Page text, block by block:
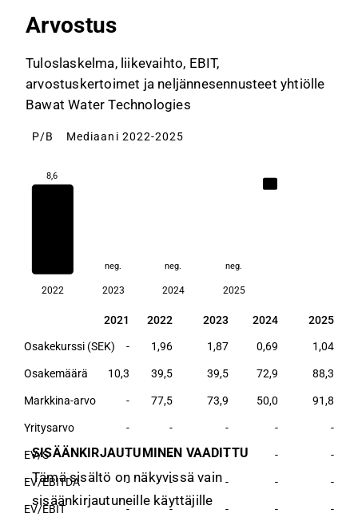
Arvostus
Tuloslaskelma, liikevaihto, EBIT,
arvostuskertoimet ja neljännesennusteet yhtiölle
Bawat Water Technologies
P/B Mediaani 2022-2025
8,6
neg. neg. neg.
2022 2023 2024 2025
2021 2022 2023 2024 2025
2021 2022 2023 2024 2025
Osakekurssi (SEK) - 1,96 1,87 0,69 1,04
Osakemäärä 10,3 39,5 39,5 72,9 88,3
Markkina-arvo - 77,5 73,9 50,0 91,8
Yritysarvo - - - - -
EV/S - - - - -
EV/EBITDA - - - - -
EV/EBIT - - - - -
SISÄÄNKIRJAUTUMINEN VAADITTU
Tämä sisältö on näkyvissä vain
sisäänkirjautuneille käyttäjille